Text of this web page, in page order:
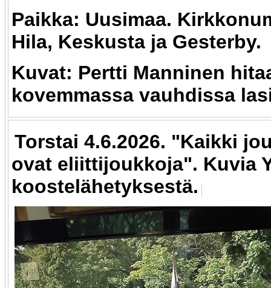
Paikka: Uusimaa.
Hila, Keskusta ja Gesterby.
Kuvat: Pertti Manninen
kovemmassa vauhdissa
Torstai 4.6.2026. "Kaikki
ovat eliittijoukkoja". Kuvia
koostelähetyksestä.